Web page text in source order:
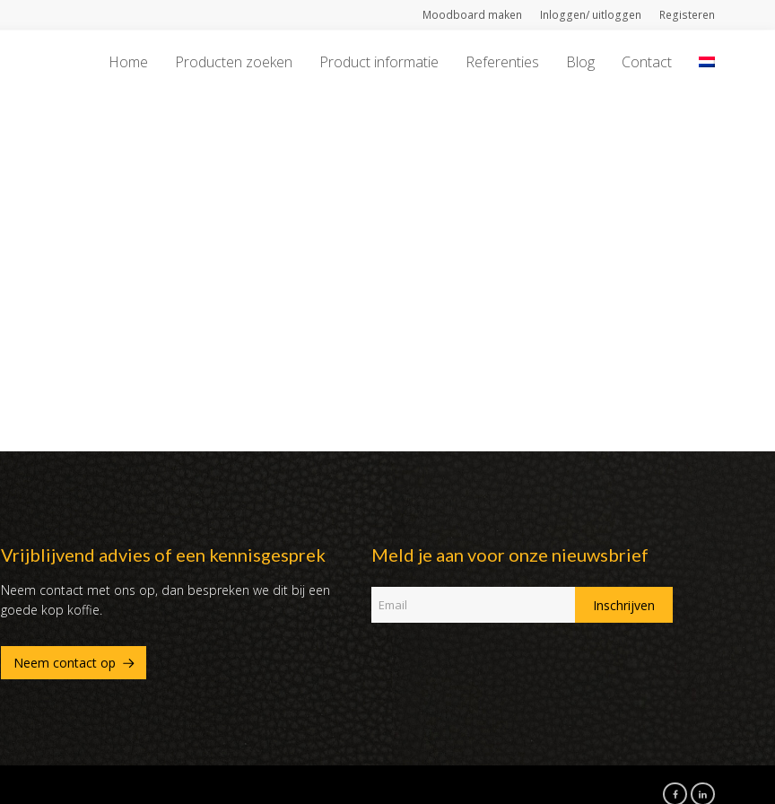
Moodboard maken Inloggen/ uitloggen Registeren
Home Producten zoeken Product informatie Referenties Blog Contact
Vrijblijvend advies of een kennisgesprek
Neem contact met ons op, dan bespreken we dit bij een
goede kop koffie.
Neem contact op
Meld je aan voor onze nieuwsbrief